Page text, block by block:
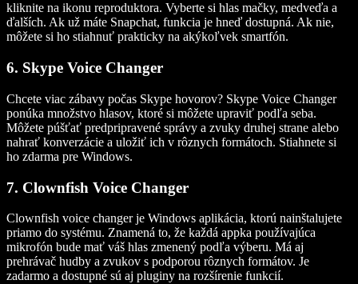
kliknite na ikonu reproduktora. Vyberte si hlas mačky, medveďa a
ďalších. Ak už máte Snapchat, funkcia je hneď dostupná. Ak nie,
môžete si ho stiahnuť prakticky na akýkoľvek smartfón.
6. Skype Voice Changer
Chcete viac zábavy počas Skype hovorov? Skype Voice Changer
ponúka množstvo hlasov, ktoré si môžete upraviť podľa seba.
Môžete púšťať predpripravené správy a zvuky druhej strane alebo
nahrať konverzácie a uložiť ich v rôznych formátoch. Stiahnete si
ho zdarma pre Windows.
7. Clownfish Voice Changer
Clownfish voice changer je Windows aplikácia, ktorú nainštalujete
priamo do systému. Znamená to, že každá appka používajúca
mikrofón bude mať váš hlas zmenený podľa výberu. Má aj
prehrávač hudby a zvukov s podporou rôznych formátov. Je
zadarmo a dostupné sú aj pluginy na rozšírenie funkcií.